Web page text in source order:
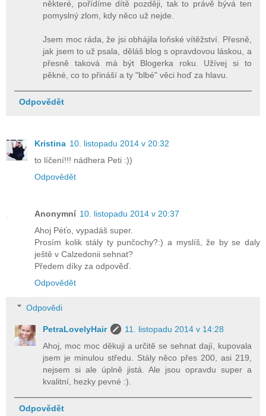
některé, pořídíme dítě později, tak to právě bývá ten
pomyslný zlom, kdy něco už nejde.
Jsem moc ráda, že jsi obhájila loňské vítěžství. Přesně,
jak jsem to už psala, děláš blog s opravdovou láskou, a
přesně taková má být Blogerka roku. Užívej si to
pěkné, co to přináší a ty "blbé" věci hoď za hlavu.
Odpovědět
Kristina 10. listopadu 2014 v 20:32
to líčení!!! nádhera Peti :))
Odpovědět
Anonymní 10. listopadu 2014 v 20:37
Ahoj Péťo, vypadáš super.
Prosím kolik stály ty punčochy?:) a myslíš, že by se daly
ještě v Calzedonii sehnat?
Předem díky za odpověď.
Odpovědět
Odpovědi
PetraLovelyHair
11. listopadu 2014 v 14:28
Ahoj, moc moc děkuji a určitě se sehnat dají, kupovala
jsem je minulou středu. Stály něco přes 200, asi 219,
nejsem si ale úplně jistá. Ale jsou opravdu super a
kvalitní, hezky pevné :).
Odpovědět